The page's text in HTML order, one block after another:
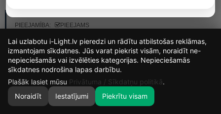
0
PIEEJAMĪBA:
PIEEJAMS
14
DIENAS
15
STUNDAS
32
MIN.
58
Lai uzlabotu i-Light.lv pieredzi un rādītu atbilstošas reklāmas,
izmantojam sīkdatnes. Jūs varat piekrist visām, noraidīt ne-
nepieciešamās vai izvēlēties kategorijas. Nepieciešamās
sīkdatnes nodrošina lapas darbību.
Plašāk lasiet mūsu Privātuma / Sīkdatņu politikā.
Noraidīt
Iestatījumi Piekrītu visam